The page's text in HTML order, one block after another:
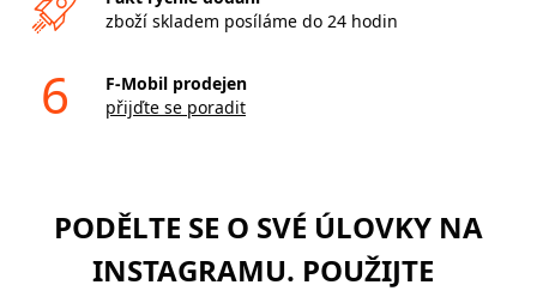
zboží skladem posíláme do 24 hodin
6
F-Mobil prodejen
přijďte se poradit
PODĚLTE SE O SVÉ ÚLOVKY NA
INSTAGRAMU. POUŽIJTE